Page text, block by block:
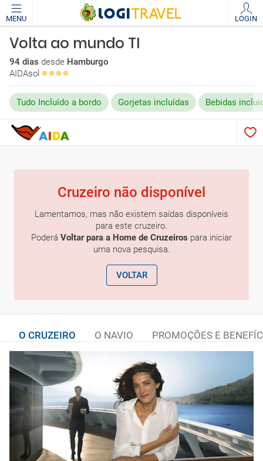
MENU LOGIN
Volta ao mundo TI
94 dias desde Hamburgo
AIDAsol
Tudo Incluído a bordo Gorjetas incluídas Bebidas
Cruzeiro não disponível
Lamentamos, mas não existem saídas disponíveis
para este cruzeiro.
Poderá Voltar para a Home de Cruzeiros para iniciar
uma nova pesquisa.
VOLTAR
O CRUZEIRO O NAVIO PROMOÇÕES E